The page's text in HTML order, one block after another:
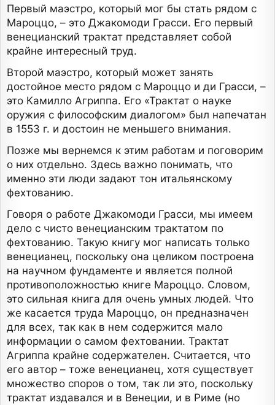
Первый маэстро, который мог бы стать рядом с
Мароццо, – это Джакомоди Грасси. Его первый
венецианский трактат представляет собой
крайне интересный труд.
Второй маэстро, который может занять
достойное место рядом с Мароццо и ди Грасси, –
это Камилло Агриппа. Его «Трактат о науке
оружия с философским диалогом» был напечатан
в 1553 г. и достоин не меньшего внимания.
Позже мы вернемся к этим работам и поговорим
о них отдельно. Здесь важно понимать, что
именно эти люди задают тон итальянскому
фехтованию.
Говоря о работе Джакомоди Грасси, мы имеем
дело с чисто венецианским трактатом по
фехтованию. Такую книгу мог написать только
венецианец, поскольку она целиком построена
на научном фундаменте и является полной
противоположностью книге Мароццо. Словом,
это сильная книга для очень умных людей. Что
же касается труда Мароццо, он предназначен
для всех, так как в нем содержится мало
информации о самом фехтовании. Трактат
Агриппа крайне содержателен. Считается, что
его автор – тоже венецианец, хотя существует
множество споров о том, так ли это, поскольку
трактат издавался и в Венеции, и в Риме (но